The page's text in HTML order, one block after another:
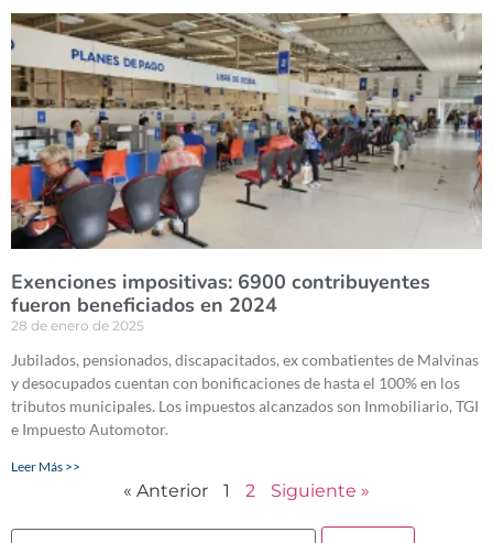
Exenciones impositivas: 6900 contribuyentes
fueron beneficiados en 2024
28 de enero de 2025
Jubilados, pensionados, discapacitados, ex combatientes de Malvinas
y desocupados cuentan con bonificaciones de hasta el 100% en los
tributos municipales. Los impuestos alcanzados son Inmobiliario, TGI
e Impuesto Automotor.
Leer Más >>
« Anterior 1 2 Siguiente »